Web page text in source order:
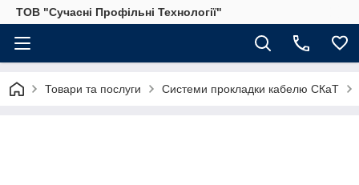
ТОВ "Сучасні Профільні Технології"
Товари та послуги Системи прокладки кабелю СКаТ